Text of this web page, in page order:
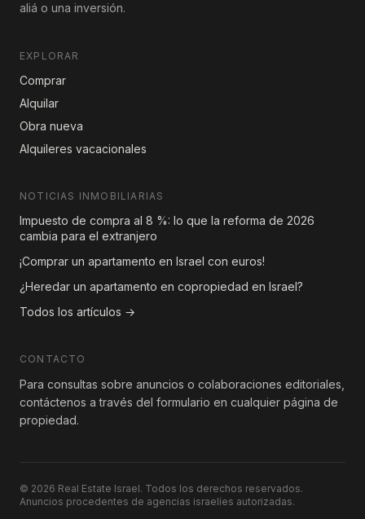
aliá o una inversión.
EXPLORAR
Comprar
Alquilar
Obra nueva
Alquileres vacacionales
NOTICIAS INMOBILIARIAS
Impuesto de compra al 8 %: lo que la reforma de 2026
cambia para el extranjero
¡Comprar un apartamento en Israel con euros!
¿Heredar un apartamento en copropiedad en Israel?
Todos los artículos →
CONTACTO
Para consultas sobre anuncios o colaboraciones editoriales,
contáctenos a través del formulario en cualquier página de
propiedad.
© 2026 Real Estate Israel. Todos los derechos reservados.
Anuncios procedentes de agencias israelíes autorizadas.